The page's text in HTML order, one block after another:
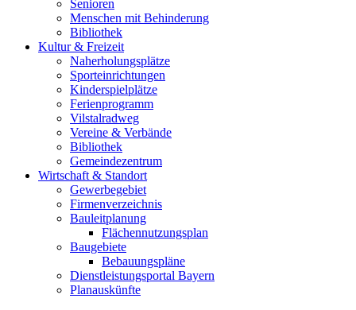
Senioren
Menschen mit Behinderung
Bibliothek
Kultur & Freizeit
Naherholungsplätze
Sporteinrichtungen
Kinderspielplätze
Ferienprogramm
Vilstalradweg
Vereine & Verbände
Bibliothek
Gemeindezentrum
Wirtschaft & Standort
Gewerbegebiet
Firmenverzeichnis
Bauleitplanung
Flächennutzungsplan
Baugebiete
Bebauungspläne
Dienstleistungsportal Bayern
Planauskünfte